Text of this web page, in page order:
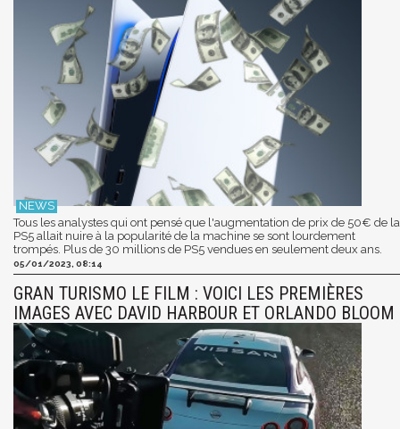
Tous les analystes qui ont pensé que l'augmentation de prix de 50€ de la
PS5 allait nuire à la popularité de la machine se sont lourdement
trompés. Plus de 30 millions de PS5 vendues en seulement deux ans.
05/01/2023, 08:14
GRAN TURISMO LE FILM : VOICI LES PREMIÈRES
IMAGES AVEC DAVID HARBOUR ET ORLANDO BLOOM